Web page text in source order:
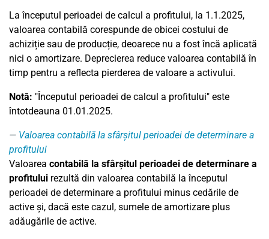
La începutul perioadei de calcul a profitului, la 1.1.2025,
valoarea contabilă corespunde de obicei costului de
achiziție sau de producție, deoarece nu a fost încă aplicată
nici o amortizare. Deprecierea reduce valoarea contabilă în
timp pentru a reflecta pierderea de valoare a activului.
Notă: "Începutul perioadei de calcul a profitului" este
întotdeauna 01.01.2025.
Valoarea contabilă la sfârșitul perioadei de determinare a
profitului
Valoarea contabilă la sfârșitul perioadei de determinare a
profitului rezultă din valoarea contabilă la începutul
perioadei de determinare a profitului minus cedările de
active și, dacă este cazul, sumele de amortizare plus
adăugările de active.